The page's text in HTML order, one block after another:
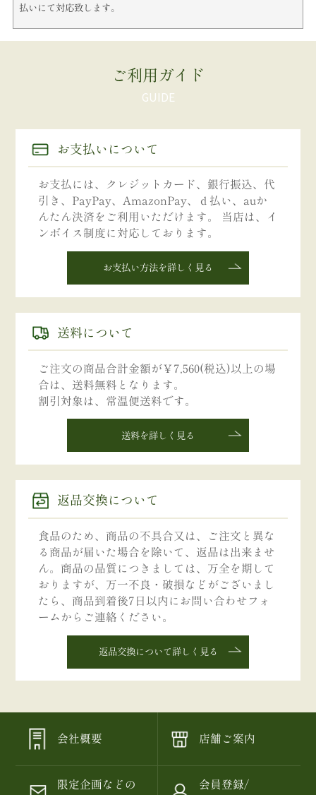
払いにて対応致します。
ご利用ガイド
お支払いについて
お支払には、クレジットカード、銀行振込、代
引き、PayPay、AmazonPay、ｄ払い、auか
んたん決済をご利用いただけます。 当店は、イ
ンボイス制度に対応しております。
お支払い方法を詳しく見る
送料について
ご注文の商品合計金額が￥7,560(税込)以上の場
合は、送料無料となります。
割引対象は、常温便送料です。
送料を詳しく見る
返品交換について
食品のため、商品の不具合又は、ご注文と異な
る商品が届いた場合を除いて、返品は出来ませ
ん。商品の品質につきましては、万全を期して
おりますが、万一不良・破損などがございまし
たら、商品到着後7日以内にお問い合わせフォ
ームからご連絡ください。
返品交換について詳しく見る
会社概要 店舗ご案内
限定企画などの
会員登録/